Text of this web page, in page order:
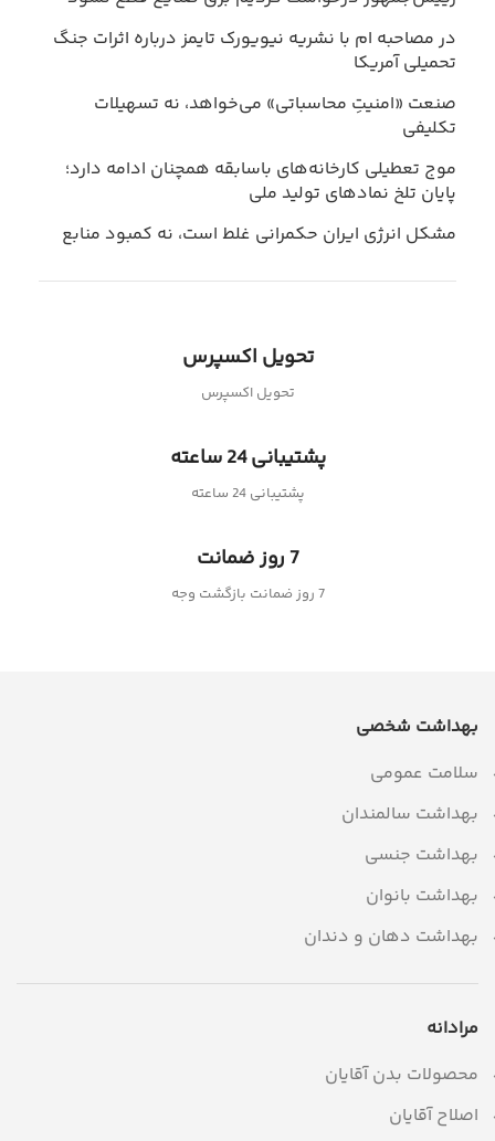
در مصاحبه ام با نشریه نیویورک تایمز درباره اثرات جنگ
تحمیلی آمریکا
صنعت «امنیتِ محاسباتی» می‌خواهد، نه تسهیلات
تکلیفی
موج تعطیلی کارخانه‌های باسابقه همچنان ادامه دارد؛
پایان تلخ نمادهای تولید ملی
مشکل انرژی ایران حکمرانی غلط است، نه کمبود منابع
تحویل اکسپرس
تحویل اکسپرس
پشتیبانی 24 ساعته
پشتیبانی 24 ساعته
7 روز ضمانت
7 روز ضمانت بازگشت وجه
بهداشت شخصی
سلامت عمومی
بهداشت سالمندان
بهداشت جنسی
بهداشت بانوان
بهداشت دهان و دندان
مرادانه
محصولات بدن آقایان
اصلاح آقایان